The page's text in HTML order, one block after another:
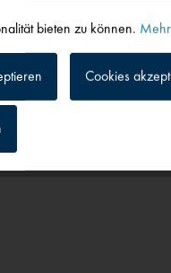
bieten zu können.
Cookies